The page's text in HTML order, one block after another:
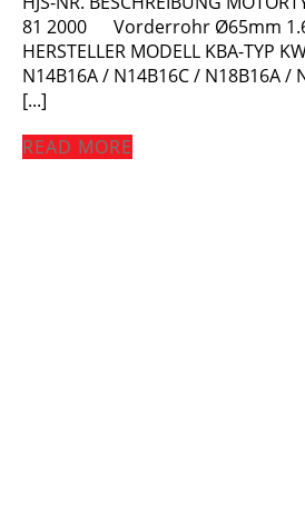
81 2000 Vorderrohr Ø65mm
HERSTELLER MODELL KBA-TYP
N14B16A / N14B16C / N18B16A /
[...]
READ MORE